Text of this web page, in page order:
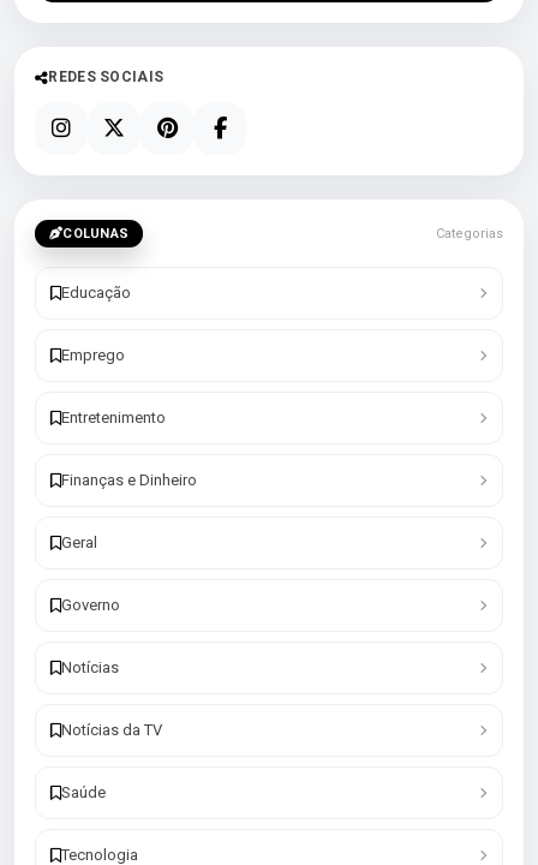
REDES SOCIAIS
COLUNAS Categorias
Educação
Emprego
Entretenimento
Finanças e Dinheiro
Geral
Governo
Notícias
Notícias da TV
Saúde
Tecnologia